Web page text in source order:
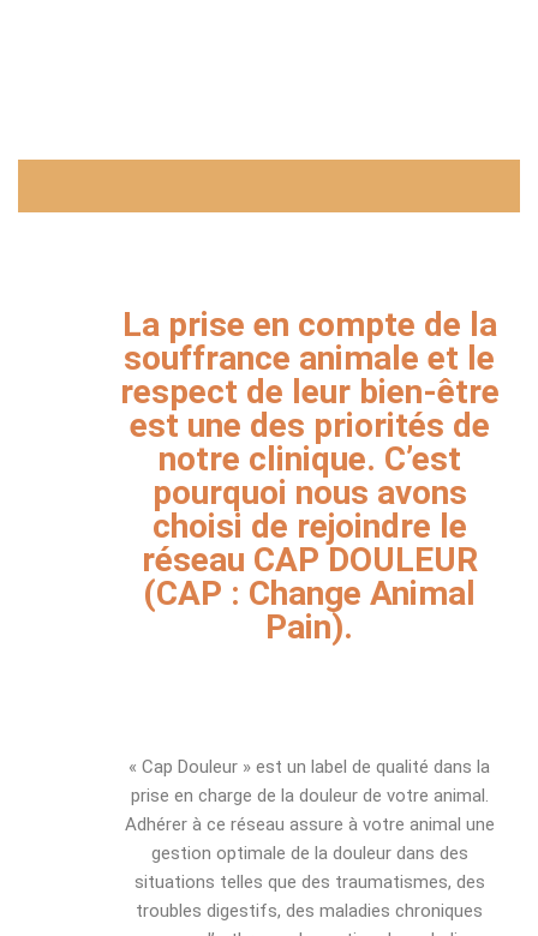
La prise en compte de la
souffrance animale et le
respect de leur bien-être
est une des priorités de
notre clinique. C’est
pourquoi nous avons
choisi de rejoindre le
réseau CAP DOULEUR
(CAP : Change Animal
Pain).
« Cap Douleur » est un label de qualité dans la
prise en charge de la douleur de votre animal.
Adhérer à ce réseau assure à votre animal une
gestion optimale de la douleur dans des
situations telles que des traumatismes, des
troubles digestifs, des maladies chroniques